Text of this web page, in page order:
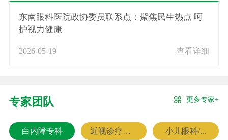
东南眼科医院政协委员联系点：聚焦民生热点 呵
护视力健康
2026-05-19 查看详细
专家团队 更多专家+
白内障专科 近视诊疗专科 小儿眼科/...